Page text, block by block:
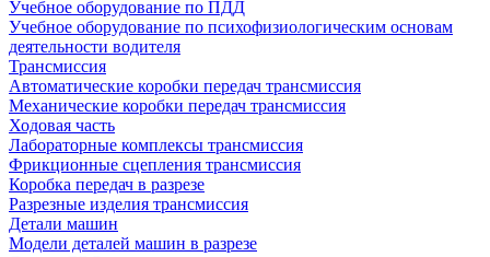
Учебное оборудование по ПДД
Учебное оборудование по психофизиологическим основам
деятельности водителя
Трансмиссия
Автоматические коробки передач трансмиссия
Механические коробки передач трансмиссия
Ходовая часть
Лабораторные комплексы трансмиссия
Фрикционные сцепления трансмиссия
Коробка передач в разрезе
Разрезные изделия трансмиссия
Детали машин
Модели деталей машин в разрезе